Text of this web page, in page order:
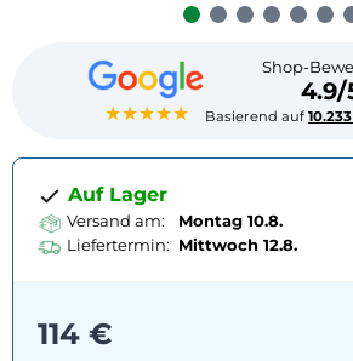
★★★★★
Shop-
4.9/
Basierend auf
Auf Lager
Versand am:
Montag 10.8.
Liefertermin: Mittwoch 12.8.
114 €